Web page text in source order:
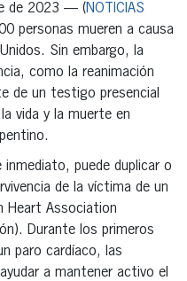
de 2023 — (NOTICIAS
personas mueren a causa
Sin embargo, la
como la reanimación
de un testigo presencial
vida y la muerte en
inmediato, puede duplicar o
de la víctima de un
Heart Association
Durante los primeros
paro cardíaco, las
a mantener activo el